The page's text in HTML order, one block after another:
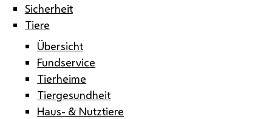
Sicherheit
Tiere
Übersicht
Fundservice
Tierheime
Tiergesundheit
Haus- & Nutztiere